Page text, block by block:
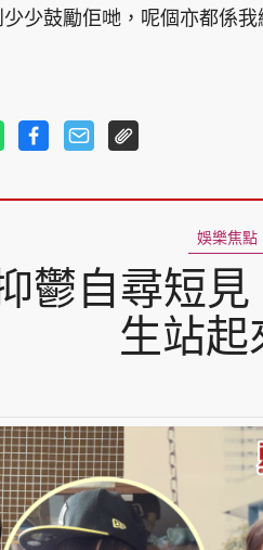
少鼓勵佢哋，呢個亦都係
娛樂焦點
鬱自尋短
生站起